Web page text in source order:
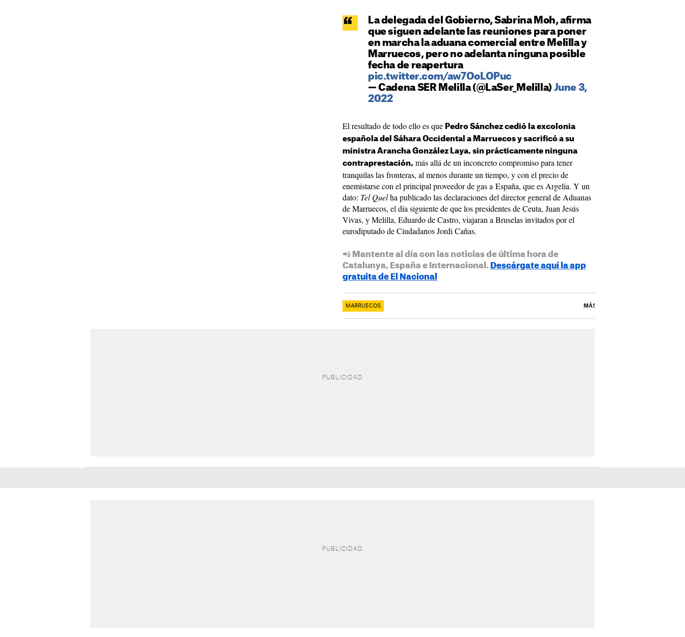
La delegada del Gobierno, Sabrina Moh, afirma
que siguen adelante las reuniones para poner
en marcha la aduana comercial entre Melilla y
Marruecos, pero no adelanta ninguna posible
fecha de reapertura
pic.twitter.com/aw7OoLOPuc
— Cadena SER Melilla (@LaSer_Melilla) June 3,
2022
El resultado de todo ello es que Pedro Sánchez cedió la excolonia
española del Sáhara Occidental a Marruecos y sacrificó a su
ministra Arancha González Laya, sin prácticamente ninguna
contraprestación, más allá de un inconcreto compromiso para tener
tranquilas las fronteras, al menos durante un tiempo, y con el precio de
enemistarse con el principal proveedor de gas a España, que es Argelia. Y un
dato: Tel Quelha publicado las declaraciones del director general de Aduanas
de Marruecos, el día siguiente de que los presidentes de Ceuta, Juan Jesús
Vivas, y Melilla, Eduardo de Castro, viajaran a Bruselas invitados por el
eurodiputado de Ciudadanos Jordi Cañas.
📲 Mantente al día con las noticias de última hora de
Catalunya, España e Internacional. Descárgate aquí la app
gratuita de El Nacional
MARRUECOS MÁS